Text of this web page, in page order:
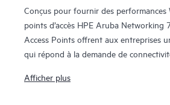
Conçus pour fournir des performances
points d’accès HPE Aruba Networking
Access Points offrent aux entreprises
qui répond à la demande de
Afficher plus